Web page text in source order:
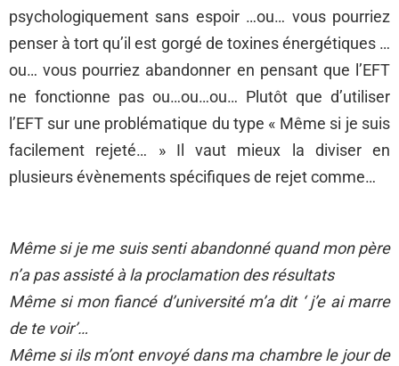
psychologiquement sans espoir …ou… vous pourriez
penser à tort qu’il est gorgé de toxines énergétiques …
ou… vous pourriez abandonner en pensant que l’EFT
ne fonctionne pas ou…ou…ou… Plutôt que d’utiliser
l’EFT sur une problématique du type « Même si je suis
facilement rejeté… » Il vaut mieux la diviser en
plusieurs évènements spécifiques de rejet comme…
Même si je me suis senti abandonné quand mon père
n’a pas assisté à la proclamation des résultats
Même si mon fiancé d’université m’a dit ‘ j’e ai marre
de te voir’…
Même si ils m’ont envoyé dans ma chambre le jour de